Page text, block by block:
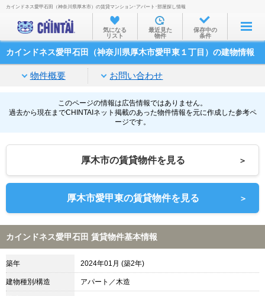
お部屋を探す
沿線・駅から
家賃相場から
通勤通学時間から
物件特集から
不動産会社から
TOP
カインドネス愛甲石田（神奈川県厚木市）の賃貸マンション･アパート･部屋探し情報
気になる
リスト
最近見た
物件
保存中の
条件
カインドネス愛甲石田（神奈川県厚木市愛甲東１丁目）の建物情報
物件概要 お問い合わせ
このページの情報は広告情報ではありません。
過去から現在までCHINTAIネット掲載のあった物件情報を元に作成した参考ペ
ージです。
厚木市の賃貸物件を見る ＞
厚木市愛甲東の賃貸物件を見る ＞
カインドネス愛甲石田 賃貸物件基本情報
築年 2024年01月 (築2年)
建物種別/構造 アパート／木造